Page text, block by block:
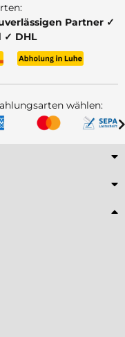
Partner ✓
✓ DHL
wählen: